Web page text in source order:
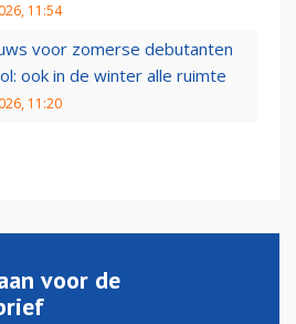
11:54
voor zomerse debutanten
ook in de winter alle ruimte
11:20
voor de